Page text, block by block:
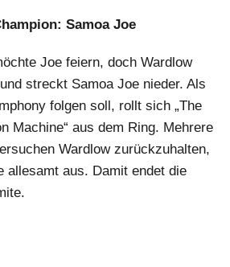
Samoa Joe
Joe feiern, doch Wardlow
streckt Samoa Joe nieder. Als
folgen soll, rollt sich „The
Machine“ aus dem Ring. Mehrere
Wardlow zurückzuhalten,
allesamt aus. Damit endet die